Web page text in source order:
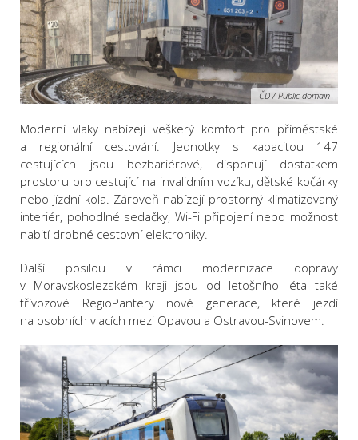
ČD / Public domain
Moderní vlaky nabízejí veškerý komfort pro příměstské
a regionální cestování. Jednotky s kapacitou 147
cestujících jsou bezbariérové, disponují dostatkem
prostoru pro cestující na invalidním vozíku, dětské kočárky
nebo jízdní kola. Zároveň nabízejí prostorný klimatizovaný
interiér, pohodlné sedačky, Wi-Fi připojení nebo možnost
nabití drobné cestovní elektroniky.
Další posilou v rámci modernizace dopravy
v Moravskoslezském kraji jsou od letošního léta také
třívozové RegioPantery nové generace, které jezdí
na osobních vlacích mezi Opavou a Ostravou-Svinovem.